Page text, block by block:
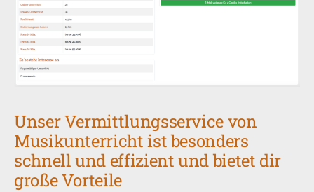
Unser Vermittlungsservice von
Musikunterricht ist besonders
schnell und effizient und bietet dir
große Vorteile